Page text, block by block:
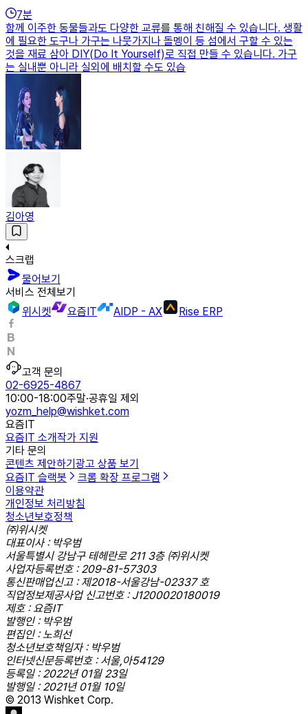
7분
함께 이주한 동물들과도 다양한 교류를 통해 친해질 수 있습니다. 생활
에 필요한 도구나 가구는 나뭇가지나 돌멩이 등 섬에서 구할 수 있는
것을 재료 삼아 DIY(Do It Yourself)로 직접 만들 수 있습니다. 가구
는 실내뿐 아니라 실외에 배치할 수도 있습
김아영
스크랩
물어보기
서비스 전체보기
위시켓
요즘IT AIDP - AX Rise ERP
고객 문의
02-6925-4867
10:00-18:00주말·공휴일 제외
yozm_help@wishket.com
요즘IT
요즘IT 소개작가 지원
기타 문의
콘텐츠 제안하기 광고 상품 보기
요즘IT 슬랙봇
크롬 확장 프로그램
이용약관
개인정보 처리방침
청소년보호정책
㈜위시켓
대표이사 : 박우범
서울특별시 강남구 테헤란로 211 3층 ㈜위시켓
사업자등록번호 : 209-81-57303
통신판매업신고 : 제2018-서울강남-02337 호
직업정보제공사업 신고번호 : J1200020180019
제호 : 요즘IT
발행인 : 박우범
편집인 : 노희선
청소년보호책임자 : 박우범
인터넷신문등록번호 : 서울,아54129
등록일 : 2022년 01월 23일
발행일 : 2021년 01월 10일
© 2013 Wishket Corp.